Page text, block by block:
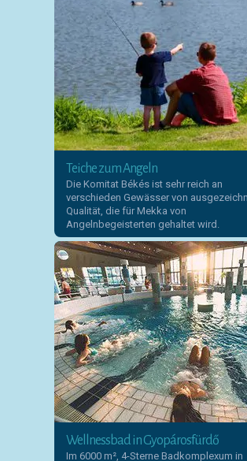
Teiche zum Angeln
Die Komitat Békés ist sehr reich an
verschieden Gewässer von
Qualität, die für Mekka von
Angelnbegeisterten gehaltet wird.
Wellnessbad in Gyopárosfürdő
Im 6000 m², 4-Sterne Badkomplexum in